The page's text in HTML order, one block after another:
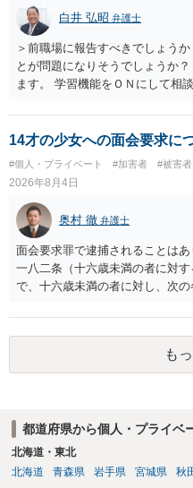
白井 弘昭 弁護士
＞前職場に報告すべきでしょう
とが問題になりそうでしょうか
ます。 学習機能をＯＮにして相
する可能性がありますが、個人
般論として抽象化されて回答に
せんので、その情報自体が、秘
誉棄損として、個人や会社に対
当たるとも思われません。 もち
に入力したかも第三者にしられ
をせずに書き込んだことで（おそ
も）、相談者さんが刑事民事の
私見ながらご参考まで。
14才の少女への面会要求に
#個人・プライベート #加害者 #被害者
2026年8月4日
奥村 徹 弁護士
面会要求罪で逮捕されることは
一八二条（十六歳未満の者に対
で、十六歳未満の者に対し、次
が生まれた日より五年以上前の
下の拘禁刑又は五十万円以下の
い又は誘惑して面会を要求する
反復して面会を要求すること。
二年以下の拘禁刑又は百万円以
も
都道府県から個人・プライベ
北海道・東北
北海道
青森県 岩手県 宮城県 秋